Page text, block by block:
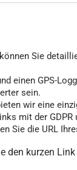
Sie
einen GPS-
sein.
wir eine
mit der
Sie die URL
den kurzen